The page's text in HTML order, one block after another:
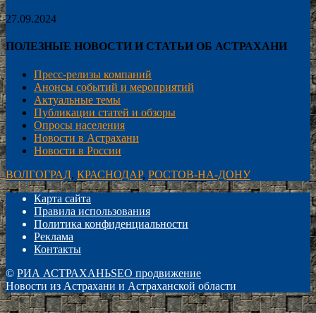
27.09.2024
ПОЛЕЗНЫЕ НОВОСТИ И СТАТЬИ ОБ АСТРАХАНИ
Пресс-релизы компаний
Анонсы событий и мероприятий
Актуальные темы
Публикации статей и обзоры
Опросы населения
Новости в Астрахани
Новости в России
ВОЛГОГРАД, КРАСНОДАР, РОСТОВ-НА-ДОНУ
Карта сайта
Правила использования
Политика конфиденциальности
Реклама
Контакты
© РИА АСТРАХАНЬSEO продвижение
Новости из Астрахани и Астраханской области